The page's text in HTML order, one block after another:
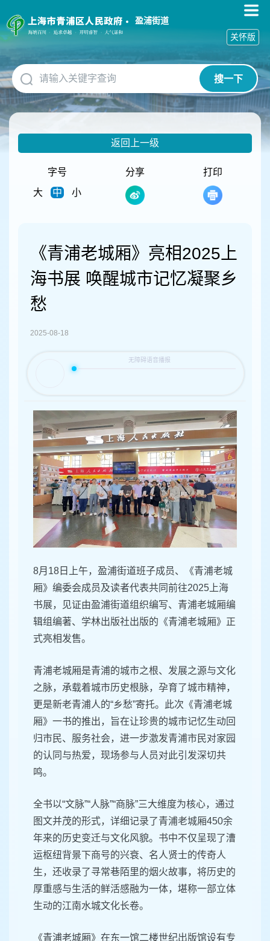
障
碍
作
说
明
跳
到
网
盈浦街道
搜一下
关怀版
返回上一级
字号
大
中 小
分享 打印
《青浦老城厢》亮相2025上
海书展 唤醒城市记忆凝聚乡
愁
2025-08-18
8月18日上午，盈浦街道班子成员、《青浦老城
厢》编委会成员及读者代表共同前往2025上海
书展，见证由盈浦街道组织编写、青浦老城厢编
辑组编著、学林出版社出版的《青浦老城厢》正
式亮相发售。
青浦老城厢是青浦的城市之根、发展之源与文化
之脉，承载着城市历史根脉，孕育了城市精神，
更是新老青浦人的“乡愁”寄托。此次《青浦老城
厢》一书的推出，旨在让珍贵的城市记忆生动回
归市民、服务社会，进一步激发青浦市民对家园
的认同与热爱，现场参与人员对此引发深切共
鸣。
全书以“文脉”“人脉”“商脉”三大维度为核心，通过
图文并茂的形式，详细记录了青浦老城厢450余
年来的历史变迁与文化风貌。书中不仅呈现了漕
运枢纽背景下商号的兴衰、名人贤士的传奇人
生，还收录了寻常巷陌里的烟火故事，将历史的
厚重感与生活的鲜活感融为一体，堪称一部立体
生动的江南水城文化长卷。
《青浦老城厢》在东一馆二楼世纪出版馆设有专